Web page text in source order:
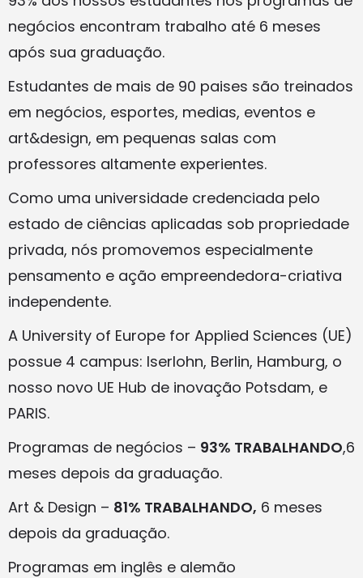
negócios encontram trabalho até 6 meses
após sua graduação.
Estudantes de mais de 90 paises são treinados
em negócios, esportes, medias, eventos e
art&design, em pequenas salas com
professores altamente experientes.
Como uma universidade credenciada pelo
estado de ciências aplicadas sob propriedade
privada, nós promovemos especialmente
pensamento e ação empreendedora-criativa
independente.
A University of Europe for Applied Sciences (UE)
possue 4 campus: Iserlohn, Berlin, Hamburg, o
nosso novo UE Hub de inovação Potsdam, e
PARIS.
Programas de negócios – 93% TRABALHANDO,6
meses depois da graduação.
Art & Design – 81% TRABALHANDO, 6 meses
depois da graduação.
Programas em inglês e alemão